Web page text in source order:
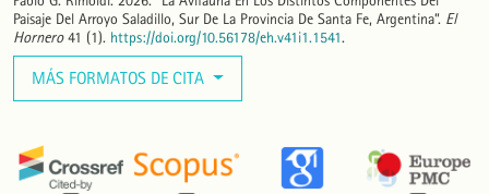
Paisaje Del Arroyo Saladillo, Sur De La Provincia De Santa Fe, Argentina”. El
Hornero41 (1). https://doi.org/10.56178/eh.v41i1.1541.
MÁS FORMATOS DE CITA